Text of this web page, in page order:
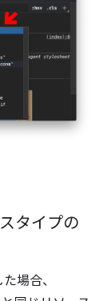
タイプの
場合、